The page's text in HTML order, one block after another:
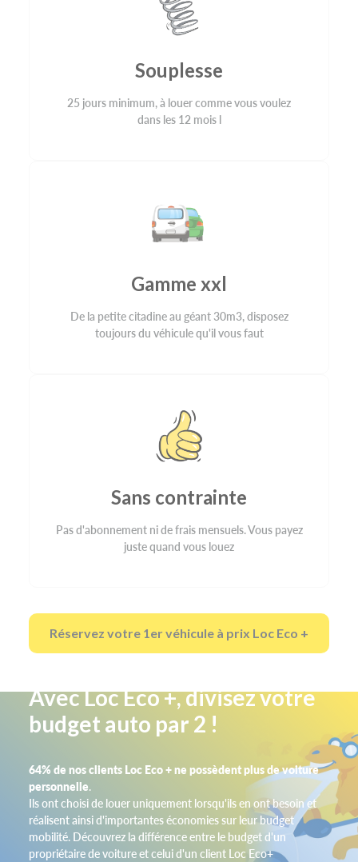
Souplesse
25 jours minimum, à louer comme vous voulez
dans les 12 mois l
Gamme xxl
De la petite citadine au géant 30m3, disposez
toujours du véhicule qu'il vous faut
Sans contrainte
Pas d'abonnement ni de frais mensuels. Vous payez
juste quand vous louez
Réservez votre 1er véhicule à prix Loc Eco +
Avec Loc Eco +, divisez votre
budget auto par 2 !
64% de nos clients Loc Eco + ne possèdent plus de voiture
personnelle.
Ils ont choisi de louer uniquement lorsqu'ils en ont besoin et
réalisent ainsi d'importantes économies sur leur budget
mobilité. Découvrez la différence entre le budget d'un
propriétaire de voiture et celui d'un client Loc Eco+